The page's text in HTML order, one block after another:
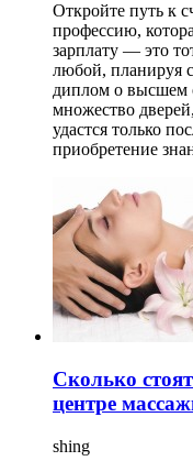
Откройте путь к
профессию,
зарплату — это
любой, планируя
диплом о высшем
множество
удастся только
приобретение
Сколько
центре
shing